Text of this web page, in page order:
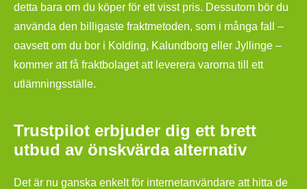
detta bara om du köper för ett visst pris. Dessutom bör du
använda den billigaste fraktmetoden, som i många fall –
oavsett om du bor i Kolding, Kalundborg eller Jyllinge –
kommer att få fraktbolaget att leverera varorna till ett
utlämningsställe.
Trustpilot erbjuder dig ett brett
utbud av önskvärda alternativ
Det är nu ganska enkelt för internetanvändare att hitta de